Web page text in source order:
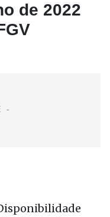
de 2022